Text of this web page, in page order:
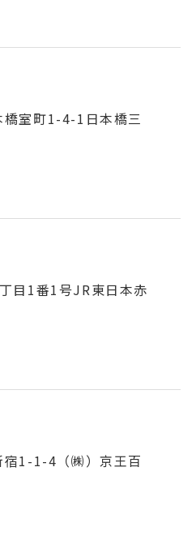
橋室町1-4-1日本橋三
目1番1号JR東日本赤
宿1-1-4（㈱）京王百